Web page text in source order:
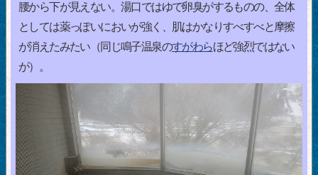
腰から下が見えない。湯口ではゆで卵臭がするものの、全体
としては薬っぽいにおいが強く、肌はかなりすべすべと摩擦
が消えたみたい（同じ鳴子温泉のすがわらほど強烈ではない
が）。